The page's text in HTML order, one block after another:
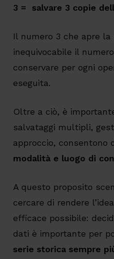
3 = salvare 3 copie
Il numero 3 che apre la
inequivocabile il
conservare per ogni
eseguita.
Oltre a ciò, è
salvataggi multipli,
approccio, consentono
modalità e luogo di
A questo proposito
cercare di rendere
efficace possibile:
dati è importante per
serie storica sempre